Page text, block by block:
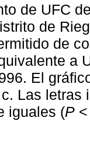
de UFC
de
de
a
El
Las letras
iguales (P